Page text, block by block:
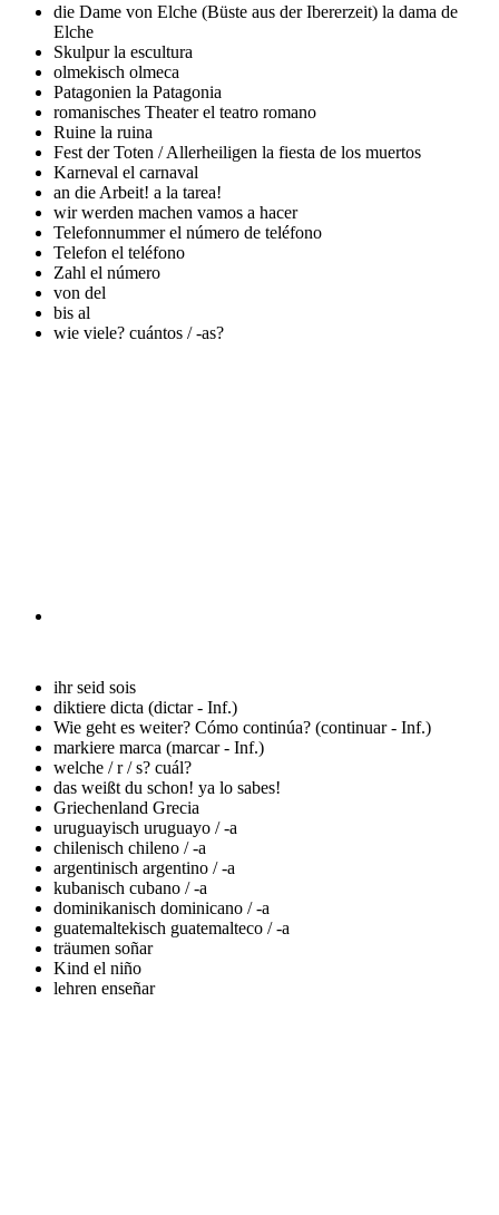
die Dame von Elche (Büste aus der Ibererzeit) la dama de
Elche
Skulpurla escultura
olmekisch olmeca
Patagonien la Patagonia
romanisches Theaterel teatro romano
Ruine la ruina
Fest der Toten / Allerheiligen la fiesta de los muertos
Karneval el carnaval
an die Arbeit! a la tarea!
wir werden machen vamos a hacer
Telefonnummerel número de teléfono
Telefon el teléfono
Zahl el número
von del
bis al
wie viele? cuántos / -as?
ihr seid sois
diktiere dicta (dictar - Inf.)
Wie geht es weiter? Cómo continúa? (continuar - Inf.)
markiere marca (marcar - Inf.)
welche / r / s? cuál?
das weißt du schon! ya lo sabes!
Griechenland Grecia
uruguayisch uruguayo / -a
chilenisch chileno / -a
argentinisch argentino / -a
kubanisch cubano / -a
dominikanisch dominicano / -a
guatemaltekisch guatemalteco / -a
träumen soñar
Kind el niño
lehren enseñar